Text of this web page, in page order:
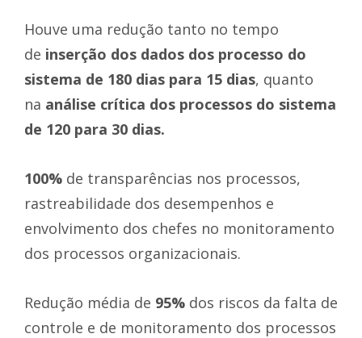
Houve uma redução tanto no tempo
de inserção dos dados dos processo do
sistema de 180 dias para 15 dias, quanto
na análise crítica dos processos do sistema
de 120 para 30 dias.
100% de transparências nos processos,
rastreabilidade dos desempenhos e
envolvimento dos chefes no monitoramento
dos processos organizacionais.
Redução média de 95% dos riscos da falta de
controle e de monitoramento dos processos